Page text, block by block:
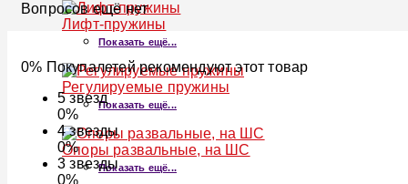
Лифт-пружины
Показать ещё...
Регулируемые пружины
Показать ещё...
Опоры развальные, на ШС
Показать ещё...
Вопросов ещё нет
0% Покупалетей рекомендуют этот товар
5звезд
0%
4звезды
0%
3звезды
0%